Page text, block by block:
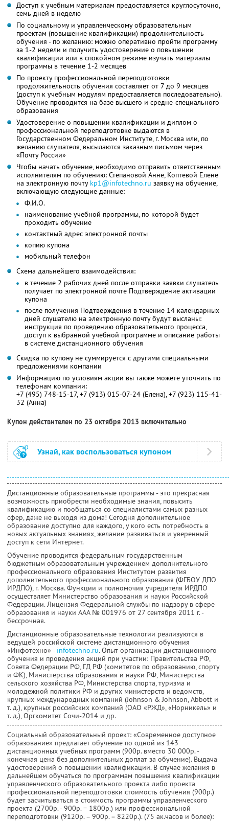
Доступ к учебным материалам предоставляется круглосуточно,
семь дней в неделю
По социальному и управленческому образовательным
проектам (повышение квалификации) продолжительность
обучения - по желанию: можно оперативно пройти программу
за 1-2 недели и получить удостоверение о повышении
квалификации или в спокойном режиме изучать материалы
программы в течение 1-2 месяцев
По проекту профессиональной переподготовки
продолжительность обучения составляет от 7 до 9 месяцев
(доступ к учебным модулям предоставляется последовательно).
Обучение проводится на базе высшего и средне-специального
образования
Удостоверение о повышении квалификации и диплом о
профессиональной переподготовке выдаются в
Государственном Федеральном Институте, г. Москва или, по
желанию слушателя, высылаются заказным письмом через
«Почту России»
Чтобы начать обучение, необходимо отправить ответственным
исполнителям по обучению: Степановой Анне, Коптевой Елене
на электронную почту kp1@infotechno.ru заявку на обучение,
включающую следующие данные:
Ф.И.О.
наименование учебной программы, по которой будет
проходить обучение
контактный адрес электронной почты
копию купона
мобильный телефон
Схема дальнейшего взаимодействия:
в течение 2 рабочих дней после отправки заявки слушатель
получает по электронной почте Подтверждение активации
купона
после получения Подтверждения в течение 14 календарных
дней слушателю на электронную почту будут высланы:
инструкция по проведению образовательного процесса,
доступ к выбранной учебной программе и описание работы
в системе дистанционного обучения
Скидка по купону не суммируется с другими специальными
предложениями компании
Информацию по условиям акции вы также можете уточнить по
телефонам компании:
+7 (495) 748-15-17, +7 (913) 015-07-24 (Елена), +7 (923) 115-41-
32 (Анна)
Купон действителен по 23 октября 2013 включительно
Узнай, как воспользоваться купоном
Дистанционные образовательные программы - это прекрасная
возможность приобрести необходимые знания, повысить
квалификацию и пообщаться со специалистами самых разных
сфер, даже не выходя из дома! Сегодня дополнительное
образование доступно для каждого, у кого есть потребность в
новых актуальных знаниях, желание развиваться и уверенный
доступ к сети Интернет.
Обучение проводится федеральным государственным
бюджетным образовательным учреждением дополнительного
профессионального образования Институтом развития
дополнительного профессионального образования (ФГБОУ ДПО
ИРДПО), г. Москва. Функции и полномочия учредителя ИРДПО
осуществляет Министерство образования и науки Российской
Федерации. Лицензия Федеральной службы по надзору в сфере
образования и науки ААА № 001976 от 27 сентября 2011 г. -
бессрочная.
Дистанционные образовательные технологии реализуются в
ведущей российской системе дистанционного обучения
«Инфотехно» - infotechno.ru. Опыт организации дистанционного
обучения и проведения акций при участии: Правительства РФ,
Совета Федерации РФ, ГД РФ (комитетов по образованию, спорту
и ФК), Министерства образования и науки РФ, Министерства
сельского хозяйства РФ, Министерства спорта, туризма и
молодежной политики РФ и других министерств и ведомств,
крупных международных компаний (Johnson & Johnson, Abbott и
т. д.), крупных российских компаний (ОАО «РЖД», «Норникель» и
т. д.), Оргкомитет Сочи-2014 и др.
Социальный образовательный проект: «Современное доступное
образование» предлагает обучение по одной из 143
дистанционных учебных программ (900р. вместо 30 000р. -
конечная цена без дополнительных доплат за обучение). Выдача
удостоверений о повышении квалификации. В случае желания в
дальнейшем обучаться по программам повышения квалификации
управленческого образовательного проекта либо проекта
профессиональной переподготовки стоимость обучения (900р.)
будет засчитываться в стоимость программы управленческого
проекта (2700р. - 900р. = 1800р.) или профессиональной
переподготовки (9120р. – 900р. = 8220р.). (75 ак.часов и более):